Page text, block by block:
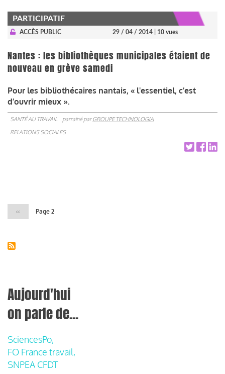
PARTICIPATIF
ACCÈS PUBLIC 29 / 04 / 2014 | 10 vues
Nantes : les bibliothèques municipales étaient de
nouveau en grève samedi
Pour les bibliothécaires nantais, « l'essentiel, c’est
d’ouvrir mieux ».
SANTÉ AU TRAVAIL parrainé parGROUPE TECHNOLOGIA
RELATIONS SOCIALES
Page
précédente
‹‹ Page 2
Aujourd'hui
on parle de...
SciencesPo,
FO France travail,
SNPEA CFDT